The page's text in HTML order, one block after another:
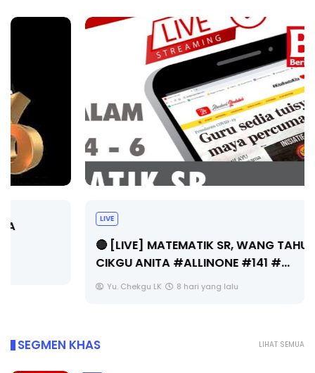
🔴 [LIVE] MATEMATIK SR, WANG TAHUN 6 OLEH
CIKGU ANITA #ALLINONE #141 #...
8 hari yang lalu
LIHAT SEMUA
SEGMEN KHAS